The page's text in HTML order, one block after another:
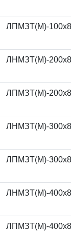
ЛПМЗТ(М)-
ЛНМЗТ(М)-
ЛПМЗТ(М)-
ЛНМЗТ(М)-
ЛПМЗТ(М)-
ЛНМЗТ(М)-
ЛПМЗТ(М)-